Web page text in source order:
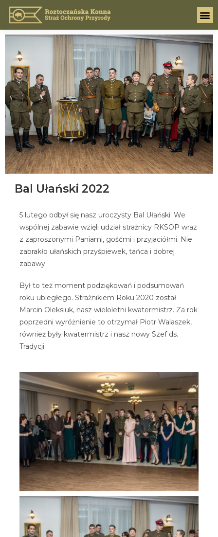
Bal Ułański 2022
5 lutego odbył się nasz uroczysty Bal Ułański. We
wspólnej zabawie wzięli udział strażnicy RKSOP wraz
z zaproszonymi Paniami, gośćmi i przyjaciółmi. Nie
zabrakło ułańskich przyśpiewek, tańca i dobrej
zabawy.
Był to też moment podziękowań i podsumowań
roku ubiegłego. Strażnikiem Roku 2020 został
Marcin Oleksiuk, nasz wieloletni kwatermistrz. Za rok
poprzedni wyróżnienie to otrzymał Piotr Walaszek,
również były kwatermistrz i nasz nowy Szef ds.
Tradycji.